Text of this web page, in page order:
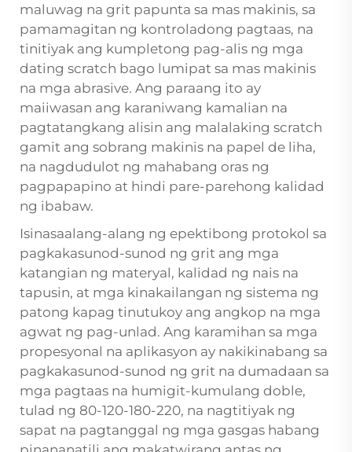
maluwag na grit papunta sa mas makinis, sa
pamamagitan ng kontroladong pagtaas, na
tinitiyak ang kumpletong pag-alis ng mga
dating scratch bago lumipat sa mas makinis
na mga abrasive. Ang paraang ito ay
maiiwasan ang karaniwang kamalian na
pagtatangkang alisin ang malalaking scratch
gamit ang sobrang makinis na papel de liha,
na nagdudulot ng mahabang oras ng
pagpapapino at hindi pare-parehong kalidad
ng ibabaw.
Isinasaalang-alang ng epektibong protokol sa
pagkakasunod-sunod ng grit ang mga
katangian ng materyal, kalidad ng nais na
tapusin, at mga kinakailangan ng sistema ng
patong kapag tinutukoy ang angkop na mga
agwat ng pag-unlad. Ang karamihan sa mga
propesyonal na aplikasyon ay nakikinabang sa
pagkakasunod-sunod ng grit na dumadaan sa
mga pagtaas na humigit-kumulang doble,
tulad ng 80-120-180-220, na nagtitiyak ng
sapat na pagtanggal ng mga gasgas habang